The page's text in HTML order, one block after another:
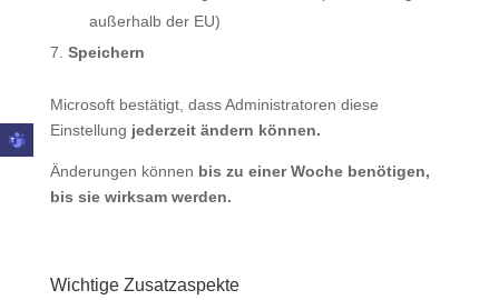
außerhalb der EU)
Speichern
Microsoft bestätigt, dass Administratoren diese
Einstellung jederzeit ändern können.
Änderungen können bis zu einer Woche benötigen,
bis sie wirksam werden.
Wichtige Zusatzaspekte